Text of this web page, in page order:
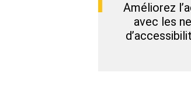
Améliorez
avec les